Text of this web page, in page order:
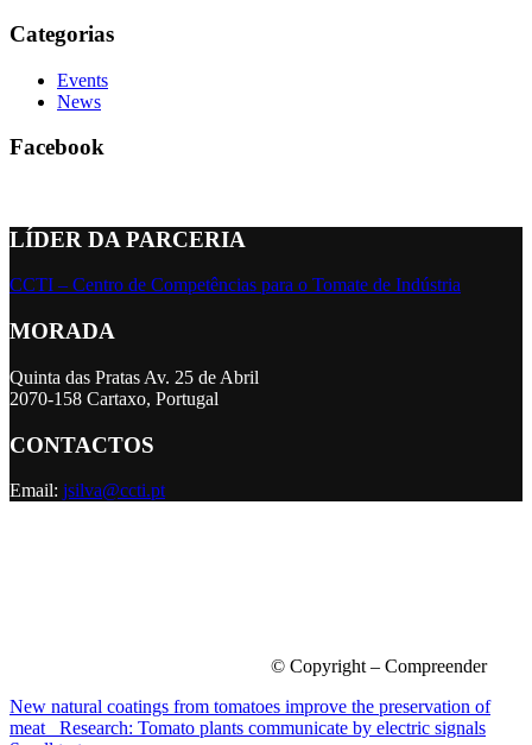
Categorias
Events
News
Facebook
LÍDER DA PARCERIA
CCTI – Centro de Competências para o Tomate de Indústria
MORADA
Quinta das Pratas Av. 25 de Abril
2070-158 Cartaxo, Portugal
CONTACTOS
Email: jsilva@ccti.pt
© Copyright – Compreender
New natural coatings from tomatoes improve the preservation of
meat
Research: Tomato plants communicate by electric signals